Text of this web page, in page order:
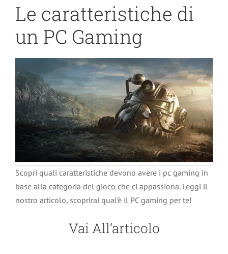
Le caratteristiche di
un PC Gaming
Scopri quali caratteristiche devono avere i pc gaming in
base alla categoria del gioco che ci appassiona. Leggi il
nostro articolo, scoprirai qual’è il PC gaming per te!
Vai All’articolo